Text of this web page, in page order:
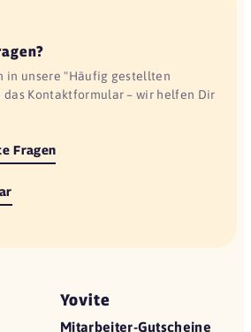
in unsere "Häufig gestellten
das Kontaktformular – wir helfen Dir
Fragen
Yovite
Mitarbeiter-Gutscheine